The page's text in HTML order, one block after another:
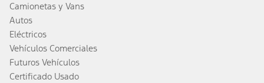
Camionetas y Vans
Autos
Eléctricos
Vehículos Comerciales
Futuros Vehículos
Certificado Usado